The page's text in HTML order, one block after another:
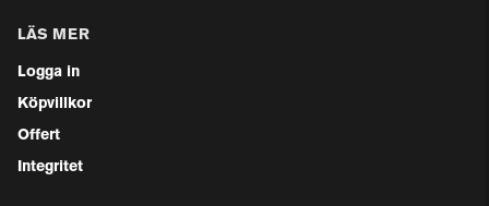
LÄS MER
Logga in
Köpvillkor
Offert
Integritet